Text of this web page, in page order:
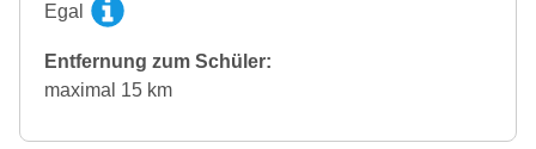
Egal
Entfernung zum Schüler:
maximal 15 km